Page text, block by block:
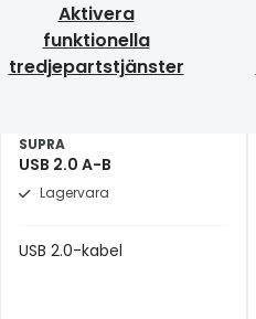
Aktivera
funktionella
tredjepartstjänster
SUPRA
USB 2.0 A-B
Lagervara
USB 2.0-kabel